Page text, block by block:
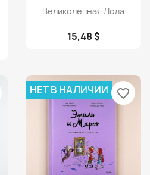
Просмотр
Великолепная Лола
15,48 $
НЕТ В НАЛИЧИИ favorite_border